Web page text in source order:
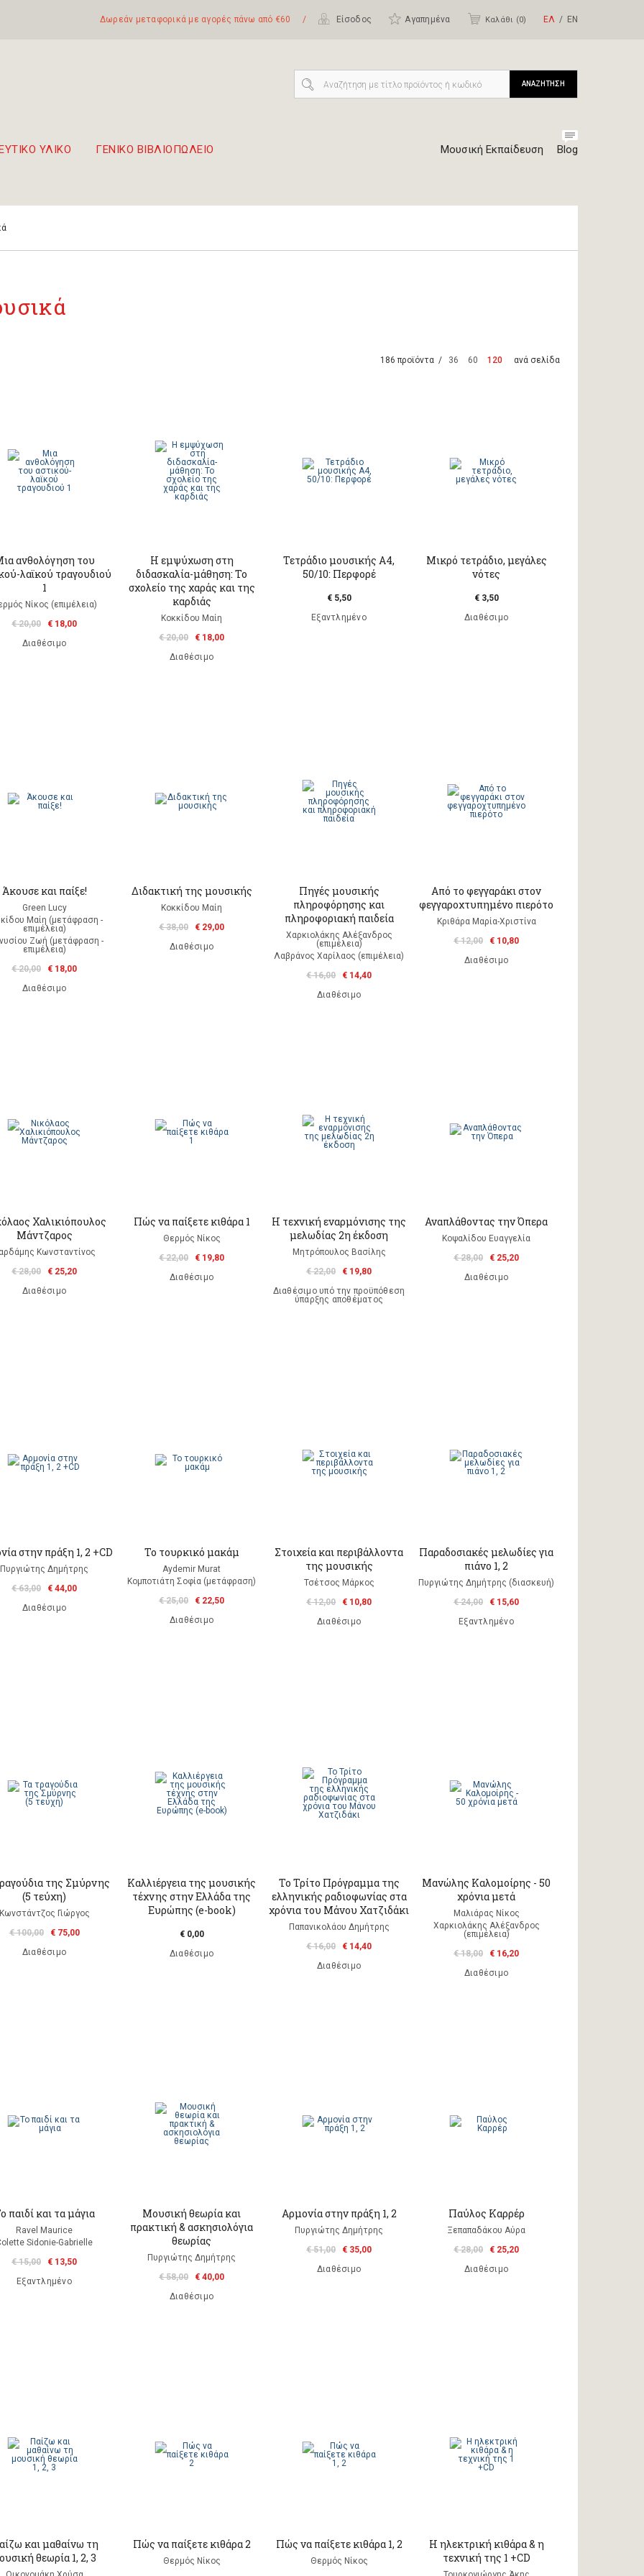
Δωρεάν μεταφορικά με αγορές πάνω από €60 / Είσοδος Αγαπημένα Καλάθι (0) ΕΛ ΕΝ
ΥΛΙΚΟ ΓΕΝΙΚΟ ΒΙΒΛΙΟΠΩΛΕΙΟ Μουσική Εκπαίδευση Blog
ΑΝΑΖΗΤΗΣΗ
186 προϊόντα / 36 60 120 ανά σελίδα
ανθολόγηση του
λαϊκού τραγουδιού
1
Νίκος (επιμέλεια)
€ 20,00
€ 18,00
Διαθέσιμο
Η εμψύχωση στη
διδασκαλία-μάθηση: Το
σχολείο της χαράς και της
καρδιάς
Κοκκίδου Μαίη
€ 20,00
€ 18,00
Διαθέσιμο
Τετράδιο μουσικής Α4,
50/10: Περφορέ
€ 5,50
Εξαντλημένο
Μικρό τετράδιο, μεγάλες
νότες
€ 3,50
Διαθέσιμο
Άκουσε και παίξε!
Green Lucy
Μαίη (μετάφραση -
επιμέλεια)
Ζωή (μετάφραση -
επιμέλεια)
€ 20,00
€ 18,00
Διαθέσιμο
Διδακτική της μουσικής
Κοκκίδου Μαίη
€ 38,00
€ 29,00
Διαθέσιμο
Πηγές μουσικής
πληροφόρησης και
πληροφοριακή παιδεία
Χαρκιολάκης Αλέξανδρος
(επιμέλεια)
Λαβράνος Χαρίλαος (επιμέλεια)
€ 16,00
€ 14,40
Διαθέσιμο
Από το φεγγαράκι στον
φεγγαροχτυπημένο πιερότο
Κριθάρα Μαρία-Χριστίνα
€ 12,00
€ 10,80
Διαθέσιμο
Χαλικιόπουλος
Μάντζαρος
Κωνσταντίνος
€ 28,00
€ 25,20
Διαθέσιμο
Πώς να παίξετε κιθάρα 1
Θερμός Νίκος
€ 22,00
€ 19,80
Διαθέσιμο
Η τεχνική εναρμόνισης της
μελωδίας 2η έκδοση
Μητρόπουλος Βασίλης
€ 22,00
€ 19,80
Διαθέσιμο υπό την προϋπόθεση
ύπαρξης αποθέματος
Αναπλάθοντας την Όπερα
Κοψαλίδου Ευαγγελία
€ 28,00
€ 25,20
Διαθέσιμο
στην πράξη 1, 2 +CD
Πυργιώτης Δημήτρης
€ 63,00
€ 44,00
Διαθέσιμο
Το τουρκικό μακάμ
Aydemir Murat
Κομποτιάτη Σοφία (μετάφραση)
€ 25,00
€ 22,50
Διαθέσιμο
Στοιχεία και περιβάλλοντα
της μουσικής
Τσέτσος Μάρκος
€ 12,00
€ 10,80
Διαθέσιμο
Παραδοσιακές μελωδίες για
πιάνο 1, 2
Πυργιώτης Δημήτρης (διασκευή)
€ 24,00
€ 15,60
Εξαντλημένο
της Σμύρνης
(5 τεύχη)
Γιώργος
€ 100,00
€ 75,00
Διαθέσιμο
Καλλιέργεια της μουσικής
τέχνης στην Ελλάδα της
Ευρώπης (e-book)
€ 0,00
Διαθέσιμο
Το Τρίτο Πρόγραμμα της
ελληνικής ραδιοφωνίας στα
χρόνια του Μάνου Χατζιδάκι
Παπανικολάου Δημήτρης
€ 16,00
€ 14,40
Διαθέσιμο
Μανώλης Καλομοίρης - 50
χρόνια μετά
Μαλιάρας Νίκος
Χαρκιολάκης Αλέξανδρος
(επιμέλεια)
€ 18,00
€ 16,20
Διαθέσιμο
παιδί και τα μάγια
Ravel Maurice
Sidonie-Gabrielle
€ 15,00
€ 13,50
Εξαντλημένο
Μουσική θεωρία και
πρακτική & ασκησιολόγια
θεωρίας
Πυργιώτης Δημήτρης
€ 58,00
€ 40,00
Διαθέσιμο
Αρμονία στην πράξη 1, 2
Πυργιώτης Δημήτρης
€ 51,00
€ 35,00
Διαθέσιμο
Παύλος Καρρέρ
Ξεπαπαδάκου Αύρα
€ 28,00
€ 25,20
Διαθέσιμο
και μαθαίνω τη
θεωρία 1, 2, 3
Πώς να παίξετε κιθάρα 2
Θερμός Νίκος
Πώς να παίξετε κιθάρα 1, 2
Θερμός Νίκος
Η ηλεκτρική κιθάρα & η
τεχνική της 1 +CD